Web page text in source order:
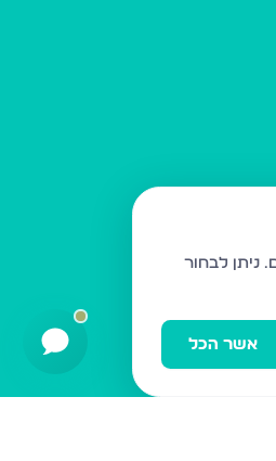
ניתן לבחור
אשר הכל